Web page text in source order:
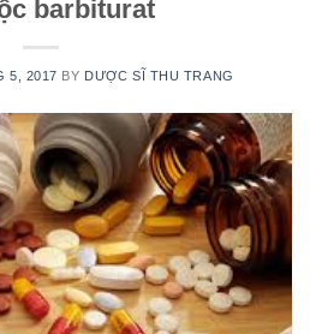
barbiturat
5, 2017 BY DƯỢC SĨ THU TRANG